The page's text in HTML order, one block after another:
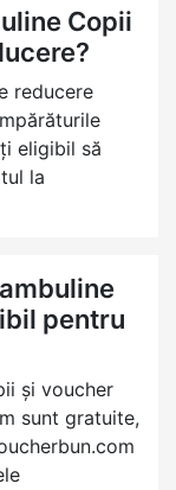
Copii
reducere
eligibil să
la
pentru
și voucher
sunt gratuite,